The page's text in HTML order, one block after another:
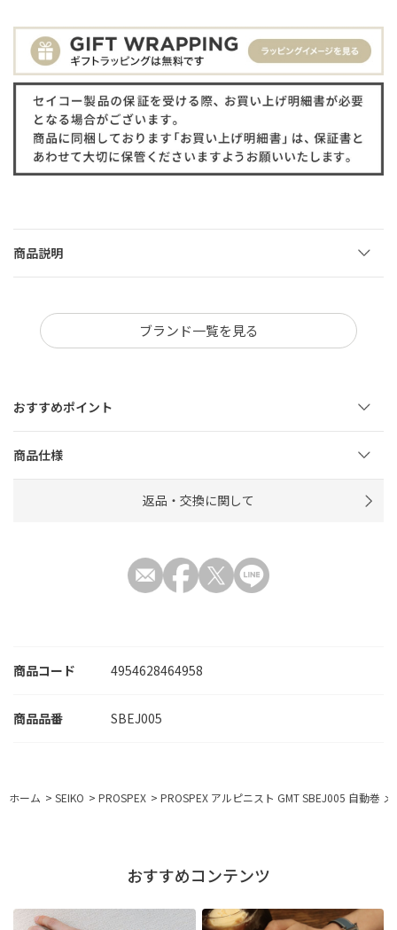
商品コード 4954628464958
SBEJ005
商品説明
ブランド一覧を見る
おすすめポイント
商品仕様
返品・交換に関して
ホーム > SEIKO > PROSPEX > PROSPEX アルピニスト GMT SBEJ005 自動巻 メ
おすすめコンテンツ